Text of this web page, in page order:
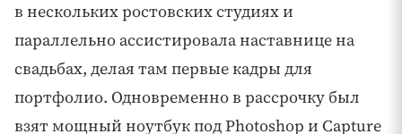
в нескольких ростовских студиях и
параллельно ассистировала наставнице на
свадьбах, делая там первые кадры для
портфолио. Одновременно в рассрочку был
взят мощный ноутбук под Photoshop и Capture